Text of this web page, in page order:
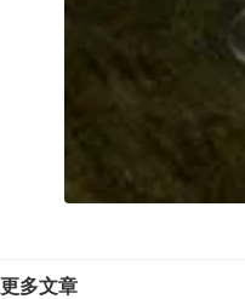
更多文章